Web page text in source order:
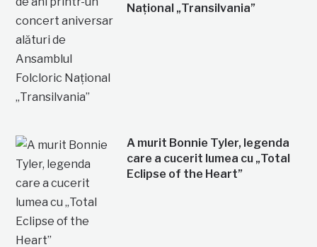
Național „Transilvania”
A murit Bonnie Tyler, legenda
care a cucerit lumea cu „Total
Eclipse of the Heart”